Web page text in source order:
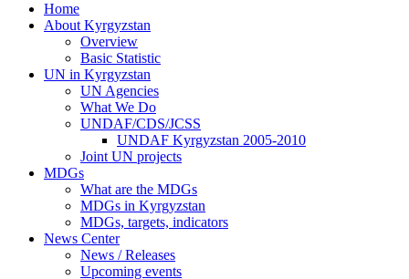
Home
About Kyrgyzstan
Overview
Basic Statistic
UN in Kyrgyzstan
UN Agencies
What We Do
UNDAF/CDS/JCSS
UNDAF Kyrgyzstan 2005-2010
Joint UN projects
MDGs
What are the MDGs
MDGs in Kyrgyzstan
MDGs, targets, indicators
News Center
News / Releases
Upcoming events